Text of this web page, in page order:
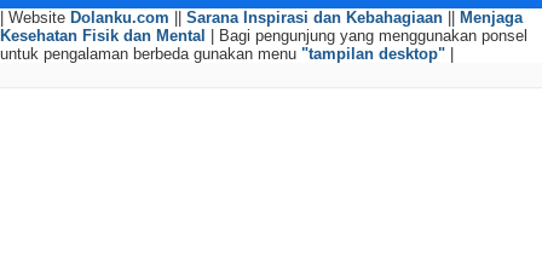
| Website Dolanku.com Sarana Inspirasi dan Kebahagiaan
Menjaga
Kesehatan Fisik dan Mental
| Bagi pengunjung yang menggunakan ponsel
untuk pengalaman berbeda gunakan menu "tampilan desktop"